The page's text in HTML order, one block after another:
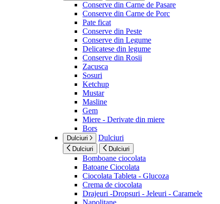
Conserve din Carne de Pasare
Conserve din Carne de Porc
Pate ficat
Conserve din Peste
Conserve din Legume
Delicatese din legume
Conserve din Rosii
Zacusca
Sosuri
Ketchup
Mustar
Masline
Gem
Miere - Derivate din miere
Bors
Dulciuri Dulciuri
Dulciuri Dulciuri
Bomboane ciocolata
Batoane Ciocolata
Ciocolata Tableta - Glucoza
Crema de ciocolata
Drajeuri -Dropsuri - Jeleuri - Caramele